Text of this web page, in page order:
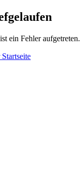
ein Fehler aufgetreten.